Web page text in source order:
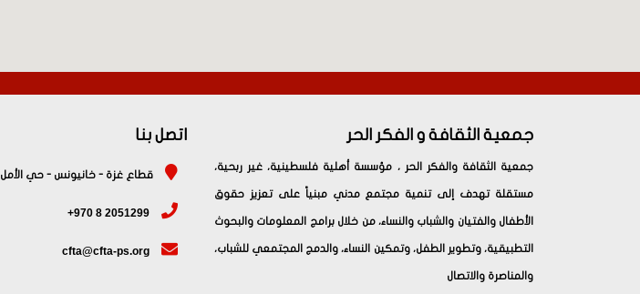
جمعية الثقافة و الفكر الحر
جمعية الثقافة والفكر الحر ، مؤسسة أهلية فلسطينية، غير ربحية،
مستقلة تهدف إلى تنمية مجتمع مدني مبنياً على تعزيز حقوق
الأطفال والفتيان والشباب والنساء، من خلال برامج المعلومات والبحوث
التطبيقية، وتطوير الطفل، وتمكين النساء، والدمج المجتمعي للشباب،
والمناصرة والاتصال
اتصل بنا
قطاع غزة - خانيونس - حي الأمل
+970 8 2051299
cfta@cfta-ps.org